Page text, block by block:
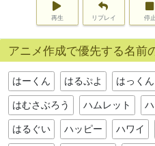
再生 リプレイ 停止
アニメ作成で優先する名前
はーくん はるぷよ はっくん
はむさぶろう ハムレット
はるぐい ハッピー ハワイ